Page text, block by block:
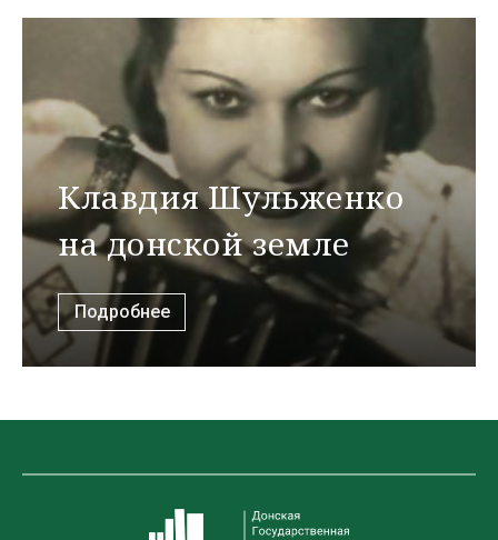
Клавдия Шульженко
на донской земле
Подробнее